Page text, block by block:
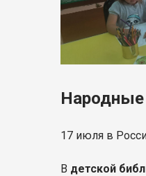
17 июля в
В детской